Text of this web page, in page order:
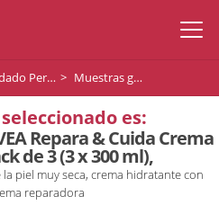
Personal Muestras gratis de NIVEA Repara & Cuida Crema Corporal en pack de 3 (3 x 300 ml),
es:
Repara & Cuida Crema
de 3 (3 x 300 ml),
piel muy seca, crema hidratante con
reparadora